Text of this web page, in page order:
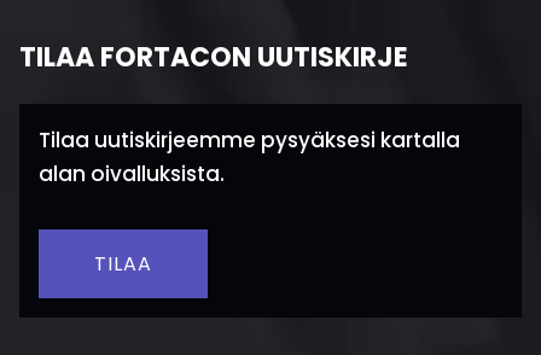
TILAA FORTACON UUTISKIRJE
Tilaa uutiskirjeemme pysyäksesi kartalla
alan oivalluksista.
TILAA